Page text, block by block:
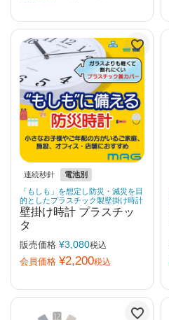
連続秒針
電池別
「もしも」を想定し防災・減災を目
的としたプラスチック製壁掛け時計
壁掛け時計 プラスチッ
タ
販売価格 ¥3,080税込
会員価格 ¥2,200税込